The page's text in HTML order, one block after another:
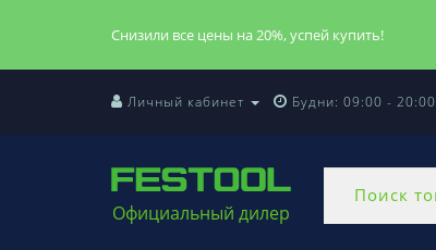
Снизили все цены на 20%, успей купить!
Личный кабинет Будни: 09:00 - 20:00
Официальный дилер